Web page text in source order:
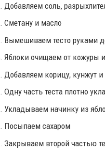
Добавляем соль,
Сметану и масло
Вымешиваем тесто руками
Яблоки очищаем от кожуры
Добавляем корицу, кунжут
Одну часть теста плотно
Укладываем начинку из
Посыпаем сахаром
Закрываем второй частью